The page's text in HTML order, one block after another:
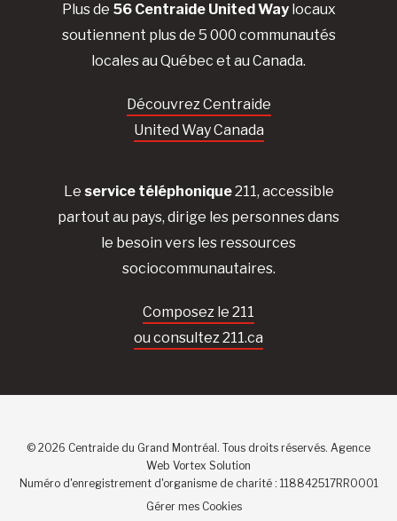
Plus de 56 Centraide United Waylocaux
soutiennent plus de 5 000 communautés
locales au Québec et au Canada.
Découvrez Centraide
United Way Canada
Le service téléphonique211, accessible
partout au pays, dirige les personnes dans
le besoin vers les ressources
sociocommunautaires.
Composez le 211
ou consultez 211.ca
© 2026 Centraide du Grand Montréal. Tous droits réservés. Agence
Web Vortex Solution
Numéro d'enregistrement d'organisme de charité : 118842517RR0001
Gérer mes Cookies